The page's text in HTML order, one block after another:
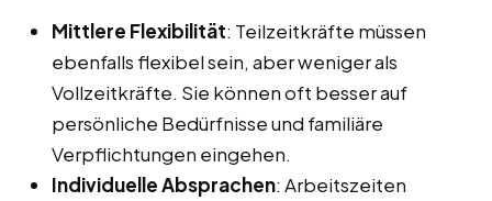
Mittlere Flexibilität: Teilzeitkräfte müssen
ebenfalls flexibel sein, aber weniger als
Vollzeitkräfte. Sie können oft besser auf
persönliche Bedürfnisse und familiäre
Verpflichtungen eingehen.
Individuelle Absprachen: Arbeitszeiten